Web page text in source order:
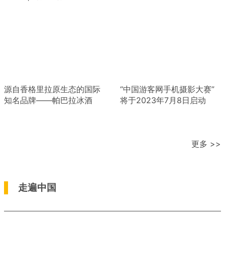
源自香格里拉原生态的国际
知名品牌——帕巴拉冰酒
“中国游客网手机摄影大赛”
将于2023年7月8日启动
更多 >>
走遍中国